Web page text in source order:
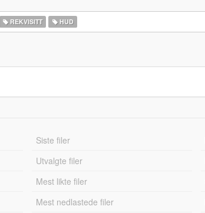
REKVISITT HUD
Siste filer
Utvalgte filer
Mest likte filer
Mest nedlastede filer